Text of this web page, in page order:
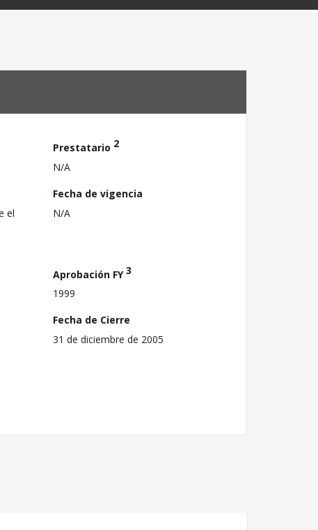
Prestatario 2
N/A
el
Fecha de vigencia
N/A
Aprobación FY3
1999
Fecha de Cierre
31 de diciembre de 2005